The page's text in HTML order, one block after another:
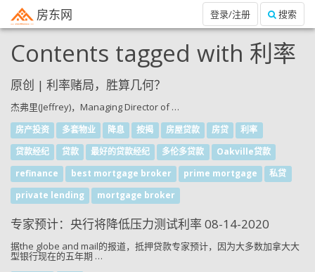
房东网 搜索
登录/注册
Contents tagged with 利率
原创 | 利率赌局，胜算几何？
杰弗里(Jeffrey)，Managing Director of …
房产投资 多套物业 降息 按揭 房屋贷款 房贷
利率
贷款经纪
贷款 最好的贷款经纪 多伦多贷款
Oakville贷款
refinance
best mortgage broker prime mortgage
私贷
private lending
mortgage broker
专家预计：央行将降低压力测试利率 08-14-2020
据the globe and mail的报道，抵押贷款专家预计，因为大多数加拿大大
型银行现在的五年期 …